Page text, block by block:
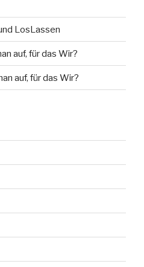
LosLassen
auf, für das Wir?
auf, für das Wir?